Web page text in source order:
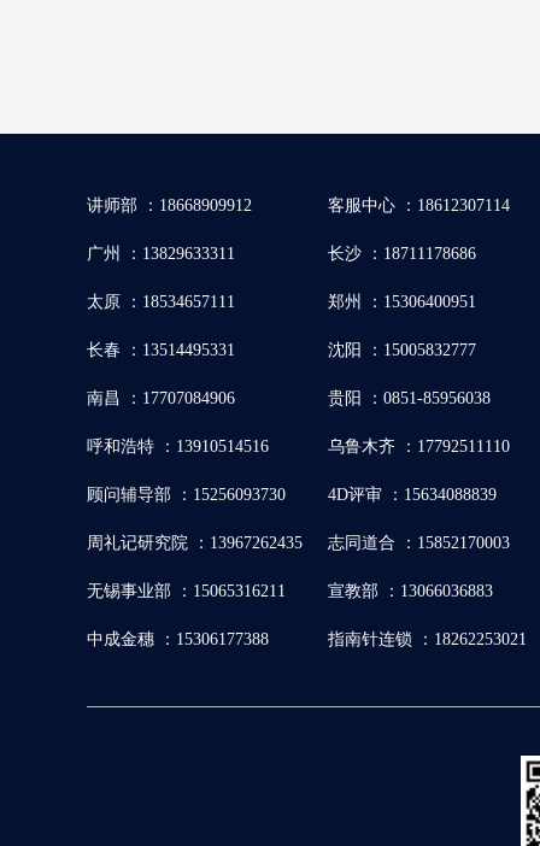
讲师部 ：18668909912 客服中心 ：18612307114
广州 ：13829633311 长沙 ：18711178686
太原 ：18534657111 郑州 ：15306400951
长春 ：13514495331 沈阳 ：15005832777
南昌 ：17707084906 贵阳 ：0851-85956038
呼和浩特 ：13910514516 乌鲁木齐 ：17792511110
顾问辅导部 ：15256093730 4D评审 ：15634088839
周礼记研究院 ：13967262435 志同道合 ：15852170003
无锡事业部 ：15065316211 宣教部 ：13066036883
中成金穗 ：15306177388 指南针连锁 ：18262253021